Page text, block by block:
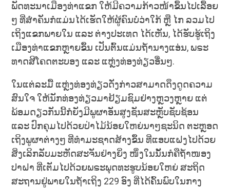
ພັດທະນາເມືອງທ່າແຂກ ໃຫ້ມີຄວາມກ້າວໜ້າຂຶ້ນໄປເລື້ອຍ
ໆ ທີ່ສຳຄັນກໍແມ່ນໄດ້ເຮັດໃຫ້ຜູ້ຄົນບໍ່ວ່າໃກ້ ຫຼື ໄກ ລວມໄປ
ເຖິງແຂກພາຍໃນ ແລະ ຕ່າງປະເທດ ໄດ້ເຫັນ, ໄດ້ຮັບຮູ້ເຖິງ
ເມືອງທ່າແຂກຫຼາຍຂຶ້ນ ເປັນຕົ້ນແມ່ນຖ້ຳນາງແອ່ນ, ພຣະ
ທາດສີໂຄດຕະບອງ ແລະ ແຫຼ່ງທ່ອງທ່ຽວອື່ນໆ.
ໃນແຕ່ລະມື້ ແຫຼ່ງທ່ອງທ່ຽວດັ່ງກ່າວສາມາດດຶງດູດຄວາມ
ສົນໃຈ ໃຫ້ນັກທ່ອງທ່ຽວມາຢ້ຽມຊົມຢ່າງຫຼວງຫຼາຍ ແຕ່
ພ້ອມດຽວກັນນີ້ກໍຍັງມີພູຜາອັນສູງຊັນສະຫຼັບຊັບຊ້ອນ
ແລະ ປົກຄຸມໄປດ້ວຍປ່າໄມ້ນ້ອຍໃຫຍ່ນາໆຊະນິດ ຕະຫຼອດ
ເຖິງພູຜາຕ່າງໆ ທີ່ທຳມະຊາດສ້າງຂຶ້ນ ທີ່ແອບແຝງໄປດ້ວຍ
ສິ່ງເລິກລັບມະຫັດສະຈັນຢ່າງຍິ່ງ ໜຶ່ງໃນນັ້ນກໍຄືຖ້ຳໜອງ
ປາຝາ ທີ່ເຕັມໄປດ້ວຍພຣະພຸດທະຮູບນ້ອຍໃຫຍ່ ສະຖິດ
ສະຖານຢູ່ພາຍໃນຖ້ຳເຖິງ 229 ອົງ ທີ່ໄດ້ຄົ້ນພົບໃນກາງ